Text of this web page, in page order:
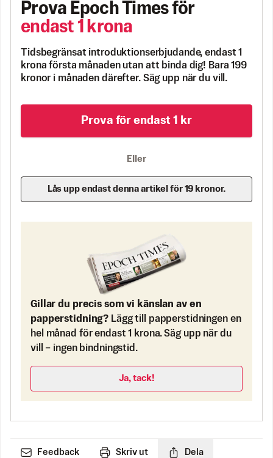
Prova Epoch Times för
endast 1 krona
Tidsbegränsat introduktionserbjudande, endast 1
krona första månaden utan att binda dig! Bara 199
kronor i månaden därefter. Säg upp när du vill.
Prova för endast 1 kr
Eller
Lås upp endast denna artikel för 19 kronor.
Gillar du precis som vi känslan av en
papperstidning? Lägg till papperstidningen en
hel månad för endast 1 krona. Säg upp när du
vill – ingen bindningstid.
Ja, tack!
Feedback Skriv ut Dela